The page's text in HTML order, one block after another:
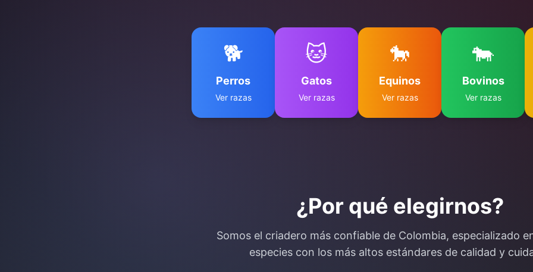
🐕
Perros
Ver razas
🐱
Gatos
Ver razas
🐎
Equinos
Ver razas
🐄
Bovinos
Ver razas
¿Por qué elegirnos?
Somos el criadero más confiable de Colombia, especializado
especies con los más altos estándares de calidad y